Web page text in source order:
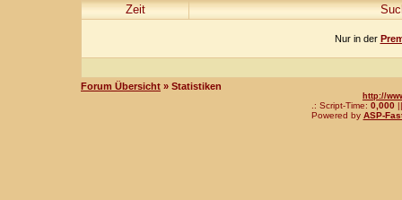
Zeit
Nur in der
Forum Übersicht » Statistiken
http://
.: Script-Time: 0,000||
Powered by ASP-